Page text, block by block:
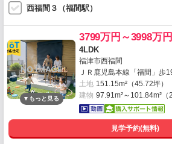
西福間３（福間駅）
3799万円～3998万円
4LDK
福津市西福間
ＪＲ鹿児島本線「福間」歩
土地 151.15m²（45.72坪）
建物 97.91m²～101.84m²（
見学予約(無料)